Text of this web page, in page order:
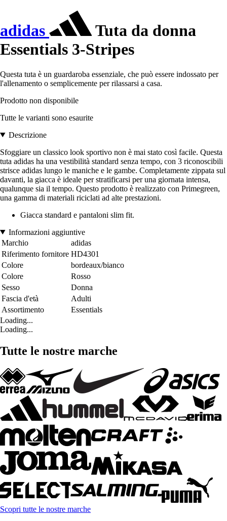
adidas
Tuta da donna
Essentials 3-Stripes
Questa tuta è un guardaroba essenziale, che può essere indossato per
l'allenamento o semplicemente per rilassarsi a casa.
Prodotto non disponibile
Tutte le varianti sono esaurite
Descrizione
Sfoggiare un classico look sportivo non è mai stato così facile. Questa
tuta adidas ha una vestibilità standard senza tempo, con 3 riconoscibili
strisce adidas lungo le maniche e le gambe. Completamente zippata sul
davanti, la giacca è ideale per stratificarsi per una giornata intensa,
qualunque sia il tempo. Questo prodotto è realizzato con Primegreen,
una gamma di materiali riciclati ad alte prestazioni.
Giacca standard e pantaloni slim fit.
Informazioni aggiuntive
Marchio
adidas
Riferimento fornitore HD4301
Colore
bordeaux/bianco
Colore
Rosso
Sesso
Donna
Fascia d'età
Adulti
Assortimento
Essentials
Loading...
Loading...
Tutte le nostre marche
Scopri tutte le nostre marche